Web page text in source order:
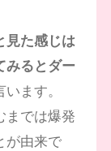
見た感じは
みるとダー
ます。
までは爆発
が由来で